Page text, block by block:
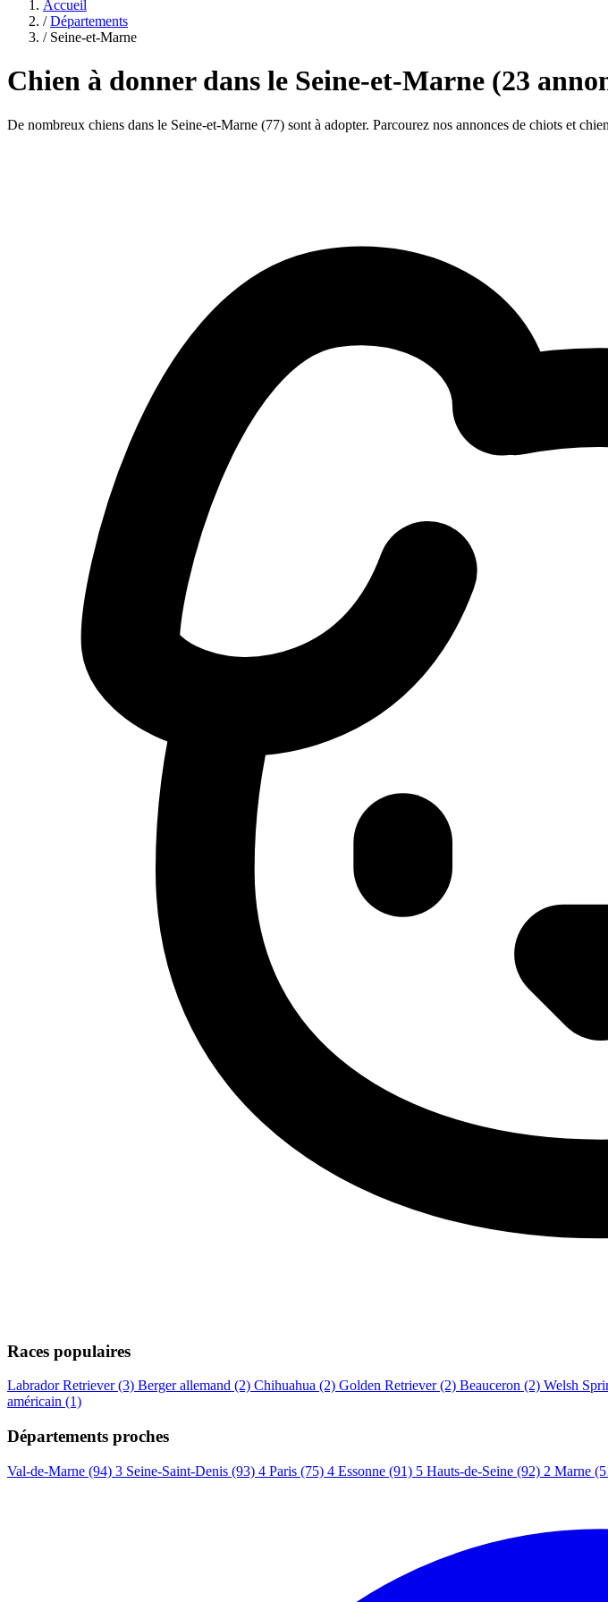
Accueil
/ Départements
/ Seine-et-Marne
Chien à donner dans le Seine-et-Marne (23
De nombreux chiens dans le Seine-et-Marne (77) sont à adopter. Parcourez nos annonces de chiots et
Races populaires
Labrador Retriever (3) Berger allemand (2) Chihuahua (2) Golden Retriever (2) Beauceron (2) Welsh
américain (1)
Départements proches
Val-de-Marne (94) 3 Seine-Saint-Denis (93) 4 Paris (75) 4 Essonne (91) 5 Hauts-de-Seine (92) 2 Marne